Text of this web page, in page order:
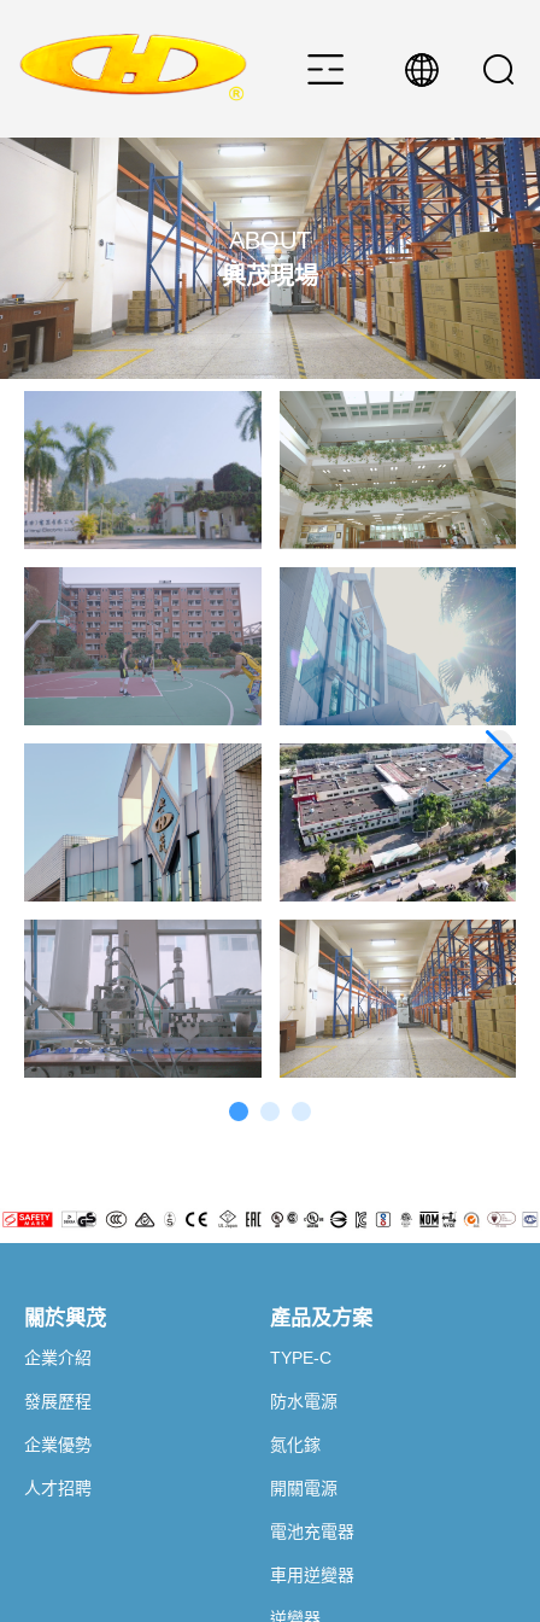
ABOUT
興茂現場
關於興茂
企業介紹
發展歷程
企業優勢
人才招聘
產品及方案
TYPE-C
防水電源
氮化鎵
開關電源
電池充電器
車用逆變器